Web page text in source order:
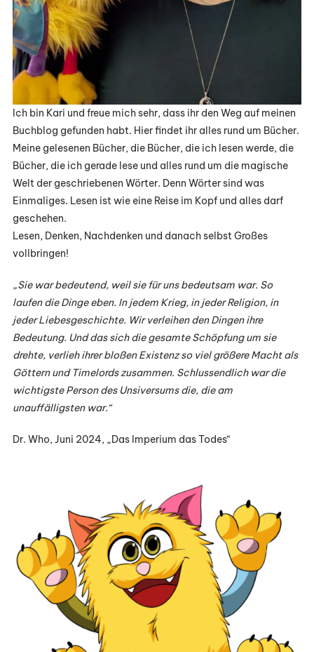
Ich bin Kari und freue mich sehr, dass ihr den Weg auf meinen
Buchblog gefunden habt. Hier findet ihr alles rund um Bücher.
Meine gelesenen Bücher, die Bücher, die ich lesen werde, die
Bücher, die ich gerade lese und alles rund um die magische
Welt der geschriebenen Wörter. Denn Wörter sind was
Einmaliges. Lesen ist wie eine Reise im Kopf und alles darf
geschehen.
Lesen, Denken, Nachdenken und danach selbst Großes
vollbringen!
„Sie war bedeutend, weil sie für uns bedeutsam war. So
laufen die Dinge eben. In jedem Krieg, in jeder Religion, in
jeder Liebesgeschichte. Wir verleihen den Dingen ihre
Bedeutung. Und das sich die gesamte Schöpfung um sie
drehte, verlieh ihrer bloßen Existenz so viel größere Macht als
Göttern und Timelords zusammen. Schlussendlich war die
wichtigste Person des Unsiversums die, die am
unauffälligsten war.“
Dr. Who, Juni 2024, „Das Imperium das Todes“